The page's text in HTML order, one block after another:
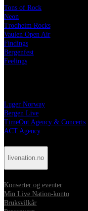
Tons of Rock
Neon
Trodheim Rocks
Vaulen Open Air
Findings
Bergenfest
Feelings
Luger Norway
Bergen Live
TimeOut Agency & Concerts
ACT Agency
livenation.no
Konserter og eventer
Min Live Nation-konto
Bruksvilkår